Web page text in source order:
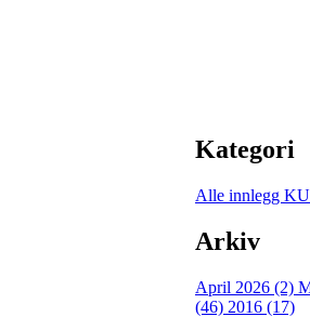
Kategori
Alle innlegg
Arkiv
April 2026 (2)
(46) 2016 (17)